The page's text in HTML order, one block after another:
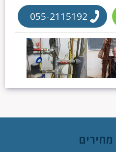
055-2115192